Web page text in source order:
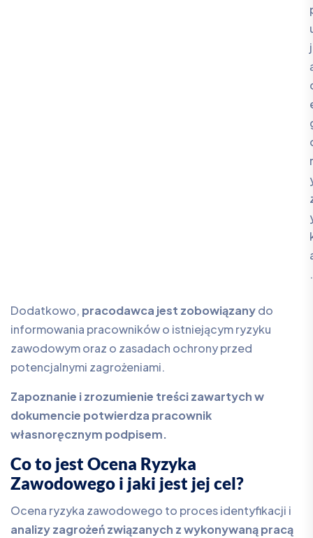
j
r
.
Dodatkowo, pracodawca jest zobowiązanydo
informowania pracowników o istniejącym ryzyku
zawodowym oraz o zasadach ochrony przed
potencjalnymi zagrożeniami.
Zapoznanie i zrozumienie treści zawartych w
dokumencie potwierdza pracownik
własnoręcznym podpisem.
Co to jest Ocena Ryzyka
Zawodowego i jaki jest jej cel?
Ocena ryzyka zawodowego to proces identyfikacji i
analizy zagrożeń związanych z wykonywaną pracą